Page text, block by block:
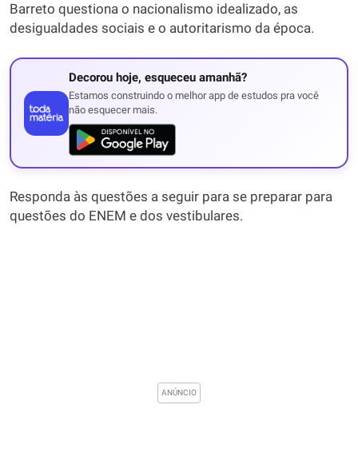
Barreto questiona o nacionalismo idealizado, as
desigualdades sociais e o autoritarismo da época.
Decorou hoje, esqueceu amanhã?
Estamos construindo o melhor app de estudos pra você
não esquecer mais.
Responda às questões a seguir para se preparar para
questões do ENEM e dos vestibulares.